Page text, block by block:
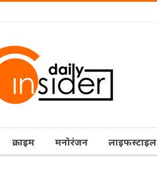
क्राइम मनोरंजन लाइफस्टाइल